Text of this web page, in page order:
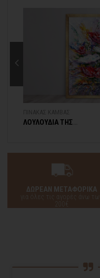
ΛΟΥΛΟΥΔΙΑ ΤΗΣ
ΔΩΡΕΑΝ ΜΕΤΑΦΟΡΙΚΑ
για όλες τις αγορές άνω των
200€